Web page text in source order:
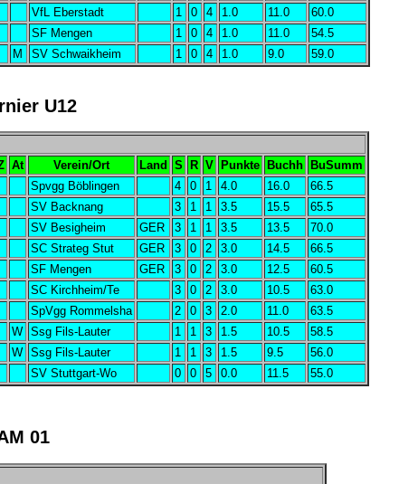
VfL Eberstadt 1 0 4 1.0 11.0
60.0
SF Mengen 1 0 4 1.0 11.0
54.5
M SV Schwaikheim 1 0 4 1.0 9.0 59.0
U12
At Verein/Ort Land S R V Punkte Buchh
BuSumm
Spvgg Böblingen 4 0 1 4.0 16.0
66.5
SV Backnang 3 1 1 3.5 15.5
65.5
SV Besigheim GER 3 1 1 3.5 13.5
70.0
SC Strateg Stut GER 3 0 2 3.0 14.5
66.5
SF Mengen GER 3 0 2 3.0 12.5
60.5
SC Kirchheim/Te 3 0 2 3.0 10.5
63.0
SpVgg Rommelsha 2 0 3 2.0 11.0
63.5
W Ssg Fils-Lauter 1 1 3 1.5 10.5
58.5
W Ssg Fils-Lauter 1 1 3 1.5 9.5
56.0
SV Stuttgart-Wo 0 0 5 0.0 11.5 55.0
01